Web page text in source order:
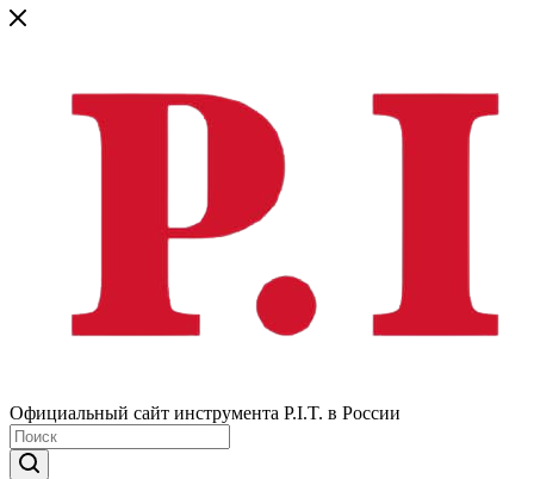
Официальный сайт инструмента P.I.T. в России